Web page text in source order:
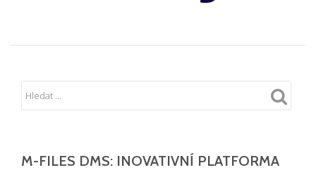
M-FILES DMS: INOVATIVNÍ PLATFORMA